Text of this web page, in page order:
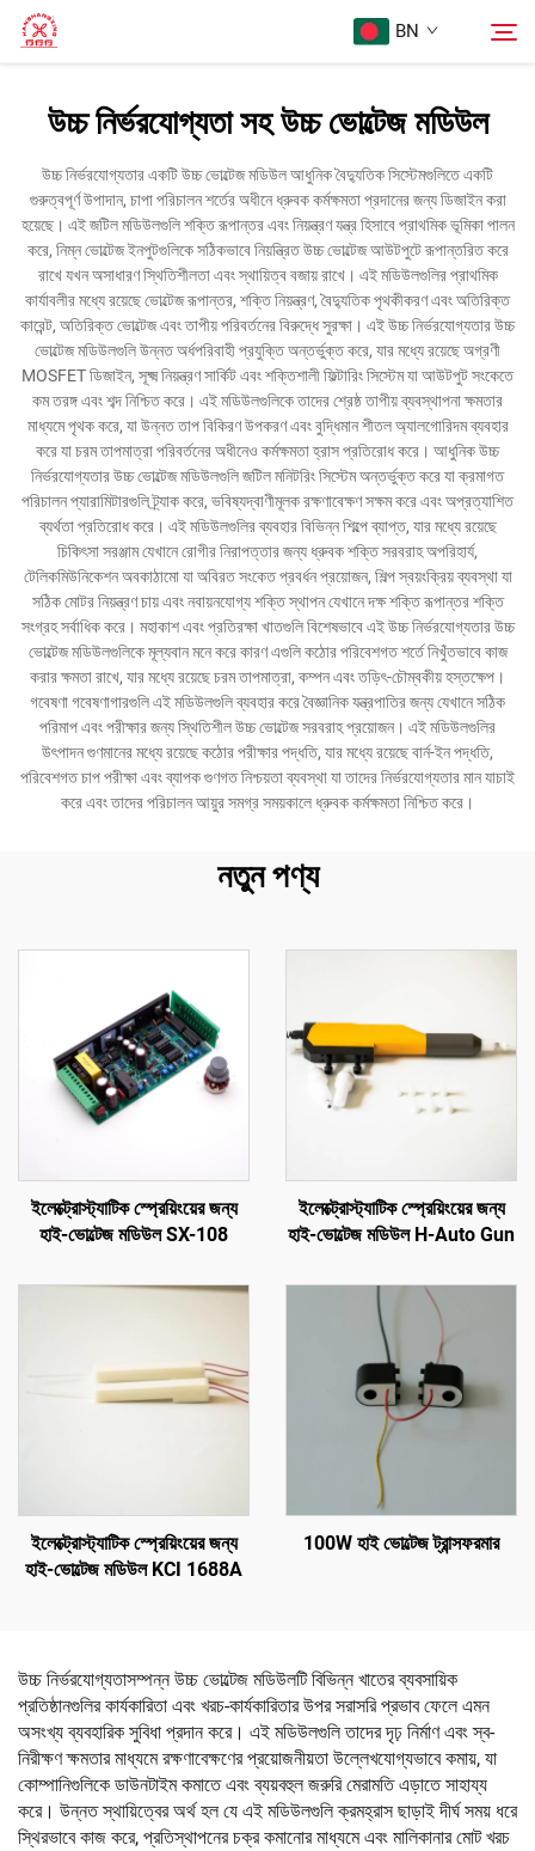
BN
পণ্য
আমাদের সম্পর্কে
মামলা
আমাদের সাথে যোগাযোগ করুন
অনুসন্ধান
উচ্চ নির্ভরযোগ্যতা সহ উচ্চ ভোল্টেজ মডিউল
উচ্চ নির্ভরযোগ্যতার একটি উচ্চ ভোল্টেজ মডিউল আধুনিক বৈদ্যুতিক সিস্টেমগুলিতে একটি
গুরুত্বপূর্ণ উপাদান, চাপা পরিচালন শর্তের অধীনে ধ্রুবক কর্মক্ষমতা প্রদানের জন্য ডিজাইন করা
হয়েছে। এই জটিল মডিউলগুলি শক্তি রূপান্তর এবং নিয়ন্ত্রণ যন্ত্র হিসাবে প্রাথমিক ভূমিকা পালন
করে, নিম্ন ভোল্টেজ ইনপুটগুলিকে সঠিকভাবে নিয়ন্ত্রিত উচ্চ ভোল্টেজ আউটপুটে রূপান্তরিত করে
রাখে যখন অসাধারণ স্থিতিশীলতা এবং স্থায়িত্ব বজায় রাখে। এই মডিউলগুলির প্রাথমিক
কার্যাবলীর মধ্যে রয়েছে ভোল্টেজ রূপান্তর, শক্তি নিয়ন্ত্রণ, বৈদ্যুতিক পৃথকীকরণ এবং অতিরিক্ত
কারেন্ট, অতিরিক্ত ভোল্টেজ এবং তাপীয় পরিবর্তনের বিরুদ্ধে সুরক্ষা। এই উচ্চ নির্ভরযোগ্যতার উচ্চ
ভোল্টেজ মডিউলগুলি উন্নত অর্ধপরিবাহী প্রযুক্তি অন্তর্ভুক্ত করে, যার মধ্যে রয়েছে অগ্রণী
MOSFET ডিজাইন, সূক্ষ্ম নিয়ন্ত্রণ সার্কিট এবং শক্তিশালী ফিল্টারিং সিস্টেম যা আউটপুট সংকেতে
কম তরঙ্গ এবং শব্দ নিশ্চিত করে। এই মডিউলগুলিকে তাদের শ্রেষ্ঠ তাপীয় ব্যবস্থাপনা ক্ষমতার
মাধ্যমে পৃথক করে, যা উন্নত তাপ বিকিরণ উপকরণ এবং বুদ্ধিমান শীতল অ্যালগোরিদম ব্যবহার
করে যা চরম তাপমাত্রা পরিবর্তনের অধীনেও কর্মক্ষমতা হ্রাস প্রতিরোধ করে। আধুনিক উচ্চ
নির্ভরযোগ্যতার উচ্চ ভোল্টেজ মডিউলগুলি জটিল মনিটরিং সিস্টেম অন্তর্ভুক্ত করে যা ক্রমাগত
পরিচালন প্যারামিটারগুলি ট্র্যাক করে, ভবিষ্যদ্বাণীমূলক রক্ষণাবেক্ষণ সক্ষম করে এবং অপ্রত্যাশিত
ব্যর্থতা প্রতিরোধ করে। এই মডিউলগুলির ব্যবহার বিভিন্ন শিল্পে ব্যাপ্ত, যার মধ্যে রয়েছে
চিকিৎসা সরঞ্জাম যেখানে রোগীর নিরাপত্তার জন্য ধ্রুবক শক্তি সরবরাহ অপরিহার্য,
টেলিকমিউনিকেশন অবকাঠামো যা অবিরত সংকেত প্রবর্ধন প্রয়োজন, শিল্প স্বয়ংক্রিয় ব্যবস্থা যা
সঠিক মোটর নিয়ন্ত্রণ চায় এবং নবায়নযোগ্য শক্তি স্থাপন যেখানে দক্ষ শক্তি রূপান্তর শক্তি
সংগ্রহ সর্বাধিক করে। মহাকাশ এবং প্রতিরক্ষা খাতগুলি বিশেষভাবে এই উচ্চ নির্ভরযোগ্যতার উচ্চ
ভোল্টেজ মডিউলগুলিকে মূল্যবান মনে করে কারণ এগুলি কঠোর পরিবেশগত শর্তে নিখুঁতভাবে কাজ
করার ক্ষমতা রাখে, যার মধ্যে রয়েছে চরম তাপমাত্রা, কম্পন এবং তড়িৎ-চৌম্বকীয় হস্তক্ষেপ।
গবেষণা গবেষণাগারগুলি এই মডিউলগুলি ব্যবহার করে বৈজ্ঞানিক যন্ত্রপাতির জন্য যেখানে সঠিক
পরিমাপ এবং পরীক্ষার জন্য স্থিতিশীল উচ্চ ভোল্টেজ সরবরাহ প্রয়োজন। এই মডিউলগুলির
উৎপাদন গুণমানের মধ্যে রয়েছে কঠোর পরীক্ষার পদ্ধতি, যার মধ্যে রয়েছে বার্ন-ইন পদ্ধতি,
পরিবেশগত চাপ পরীক্ষা এবং ব্যাপক গুণগত নিশ্চয়তা ব্যবস্থা যা তাদের নির্ভরযোগ্যতার মান যাচাই
করে এবং তাদের পরিচালন আয়ুর সমগ্র সময়কালে ধ্রুবক কর্মক্ষমতা নিশ্চিত করে।
নতুন পণ্য
ইলেক্ট্রোস্ট্যাটিক স্প্রেয়িংয়ের জন্য
হাই-ভোল্টেজ মডিউল SX-108
ইলেক্ট্রোস্ট্যাটিক স্প্রেয়িংয়ের জন্য
হাই-ভোল্টেজ মডিউল H-Auto Gun
ইলেক্ট্রোস্ট্যাটিক স্প্রেয়িংয়ের জন্য
হাই-ভোল্টেজ মডিউল KCI 1688A
100W হাই ভোল্টেজ ট্রান্সফরমার
উচ্চ নির্ভরযোগ্যতাসম্পন্ন উচ্চ ভোল্টেজ মডিউলটি বিভিন্ন খাতের ব্যবসায়িক
প্রতিষ্ঠানগুলির কার্যকারিতা এবং খরচ-কার্যকারিতার উপর সরাসরি প্রভাব ফেলে এমন
অসংখ্য ব্যবহারিক সুবিধা প্রদান করে। এই মডিউলগুলি তাদের দৃঢ় নির্মাণ এবং স্ব-
নিরীক্ষণ ক্ষমতার মাধ্যমে রক্ষণাবেক্ষণের প্রয়োজনীয়তা উল্লেখযোগ্যভাবে কমায়, যা
কোম্পানিগুলিকে ডাউনটাইম কমাতে এবং ব্যয়বহুল জরুরি মেরামতি এড়াতে সাহায্য
করে। উন্নত স্থায়িত্বের অর্থ হল যে এই মডিউলগুলি ক্রমহ্রাস ছাড়াই দীর্ঘ সময় ধরে
স্থিরভাবে কাজ করে, প্রতিস্থাপনের চক্র কমানোর মাধ্যমে এবং মালিকানার মোট খরচ